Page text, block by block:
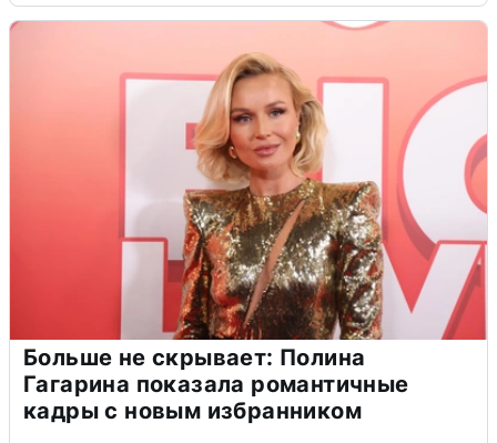
Больше не скрывает: Полина
Гагарина показала романтичные
кадры с новым избранником